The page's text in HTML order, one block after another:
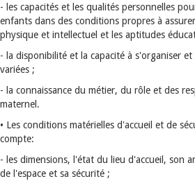
- les capacités et les qualités personnelles
enfants dans des conditions propres à
physique et intellectuel et les aptitudes
- la disponibilité et la capacité à s'organiser
variées ;
- la connaissance du métier, du rôle et des
maternel.
• Les conditions matérielles d'accueil et de
compte:
- les dimensions, l'état du lieu d'accueil, son
de l'espace et sa sécurité ;